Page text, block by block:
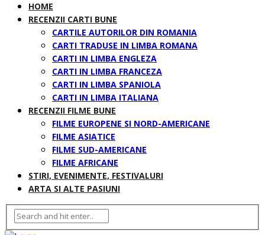
HOME
RECENZII CARTI BUNE
CARTILE AUTORILOR DIN ROMANIA
CARTI TRADUSE IN LIMBA ROMANA
CARTI IN LIMBA ENGLEZA
CARTI IN LIMBA FRANCEZA
CARTI IN LIMBA SPANIOLA
CARTI IN LIMBA ITALIANA
RECENZII FILME BUNE
FILME EUROPENE SI NORD-AMERICANE
FILME ASIATICE
FILME SUD-AMERICANE
FILME AFRICANE
STIRI, EVENIMENTE, FESTIVALURI
ARTA SI ALTE PASIUNI